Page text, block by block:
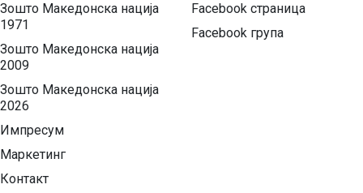
Зошто Македонска нација
1971
Зошто Македонска нација
2009
Зошто Македонска нација
2026
Импресум
Маркетинг
Контакт
Facebook страница
Facebook група